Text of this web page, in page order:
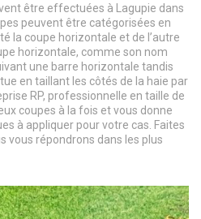
être effectuées à Lagupie dans
peuvent être catégorisées en
la coupe horizontale et de l’autre
horizontale, comme son nom
une barre horizontale tandis
en taillant les côtés de la haie par
RP, professionnelle en taille de
coupes à la fois et vous donne
à appliquer pour votre cas. Faites
vous répondrons dans les plus